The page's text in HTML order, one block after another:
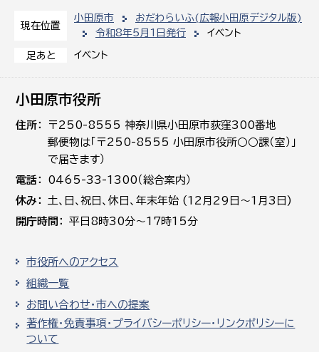
現在位置
小田原市
おだわらいふ(広報小田原デジタル版)
令和8年5月1日発行
イベント
足あと イベント
小田原市役所
住所
〒250-8555 神奈川県小田原市荻窪300番地
郵便物は「〒250-8555 小田原市役所○○課（室）」
で届きます）
電話
0465-33-1300（総合案内）
休み
土､日､祝日、休日、年末年始 (12月29日～1月3日)
開庁時間
平日8時30分～17時15分
市役所へのアクセス
組織一覧
お問い合わせ・市への提案
著作権・免責事項・プライバシーポリシー・リンクポリシーに
ついて